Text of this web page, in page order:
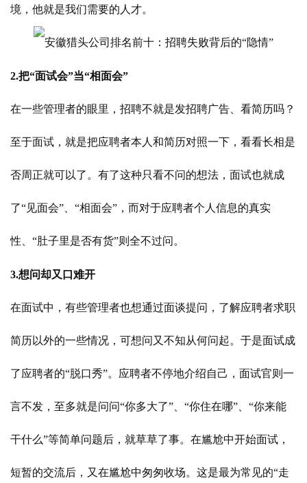
境，他就是我们需要的人才。
2.把“面试会”当“相面会”
在一些管理者的眼里，招聘不就是发招聘广告、看简历吗？
至于面试，就是把应聘者本人和简历对照一下，看看长相是
否周正就可以了。有了这种只看不问的想法，面试也就成
了“见面会”、“相面会”，而对于应聘者个人信息的真实
性、“肚子里是否有货”则全不过问。
3.想问却又口难开
在面试中，有些管理者也想通过面谈提问，了解应聘者求职
简历以外的一些情况，可想问又不知从何问起。于是面试成
了应聘者的“脱口秀”。应聘者不停地介绍自己，面试官则一
言不发，至多就是问问“你多大了”、“你住在哪”、“你来能
干什么”等简单问题后，就草草了事。在尴尬中开始面试，
短暂的交流后，又在尴尬中匆匆收场。这是最为常见的“走